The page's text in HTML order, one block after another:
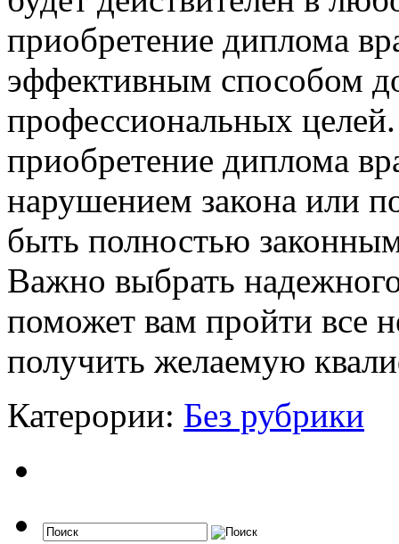
приобретение диплома
эффективным способом
профессиональных
приобретение диплома
нарушением закона или
быть полностью
Важно выбрать
поможет вам пройти все
получить желаемую
Катерории: Без рубрики